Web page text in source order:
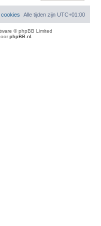
Alle tijden zijn UTC+01:00
cookies
© phpBB Limited
phpBB.nl